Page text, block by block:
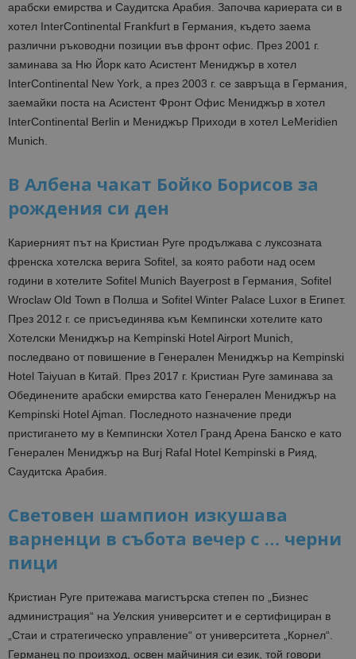
арабски емирства и Саудитска Арабия. Започва кариерата си в
хотел InterContinental Frankfurt в Германия, където заема
различни ръководни позиции във фронт офис. През 2001 г.
заминава за Ню Йорк като Асистент Мениджър в хотел
InterContinental New York, а през 2003 г. се завръща в Германия,
заемайки поста на Асистент Фронт Офис Мениджър в хотел
InterContinental Berlin и Мениджър Приходи в хотел LeMeridien
Munich.
В Албена чакат Бойко Борисов за
рождения си ден
Кариерният път на Кристиан Руге продължава с луксозната
френска хотелска верига Sofitel, за която работи над осем
години в хотелите Sofitel Munich Bayerpost в Германия, Sofitel
Wroclaw Old Town в Полша и Sofitel Winter Palace Luxor в Египет.
През 2012 г. се присъединява към Кемпински хотелите като
Хотелски Мениджър на Kempinski Hotel Airport Munich,
последвано от повишение в Генерален Мениджър на Kempinski
Hotel Taiyuan в Китай. През 2017 г. Кристиан Руге заминава за
Обединените арабски емирства като Генерален Мениджър на
Kempinski Hotel Ajman. Последното назначение преди
пристигането му в Кемпински Хотел Гранд Арена Банско е като
Генерален Мениджър на Burj Rafal Hotel Kempinski в Рияд,
Саудитска Арабия.
Световен шампион изкушава
варненци в събота вечер с … черни
пици
Кристиан Руге притежава магистърска степен по „Бизнес
администрация“ на Уелския университет и е сертифициран в
„Стаи и стратегическо управление“ от университета „Корнел“.
Германец по произход, освен майчиния си език, той говори